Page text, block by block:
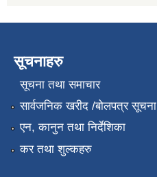
सूचनाहरु
सूचना तथा समाचार
सार्वजनिक खरीद /बोलपत्र सूचना
एन, कानुन तथा निर्देशिका
कर तथा शुल्कहरु